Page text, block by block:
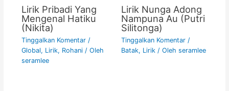
Lirik Pribadi Yang
Mengenal Hatiku
(Nikita)
Tinggalkan Komentar /
Global, Lirik, Rohani/ Oleh
seramlee
Lirik Nunga Adong
Nampuna Au (Putri
Silitonga)
Tinggalkan Komentar /
Batak, Lirik/ Oleh seramlee